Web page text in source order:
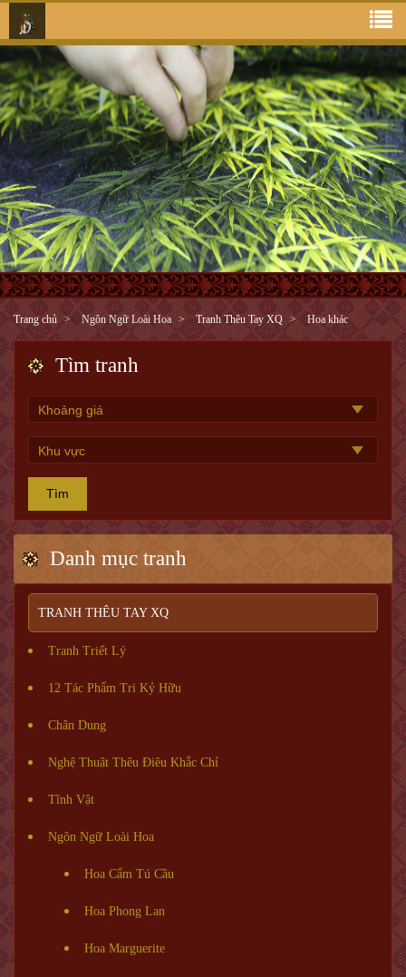
Trang chủ Ngôn Ngữ Loài Hoa Tranh Thêu Tay XQ Hoa khác
Tìm tranh
Tìm
Danh mục tranh
TRANH THÊU TAY XQ
Tranh Triết Lý
12 Tác Phẩm Tri Kỷ Hữu
Chân Dung
Nghệ Thuật Thêu Điêu Khắc Chỉ
Tĩnh Vật
Ngôn Ngữ Loài Hoa
Hoa Cẩm Tú Cầu
Hoa Phong Lan
Hoa Marguerite